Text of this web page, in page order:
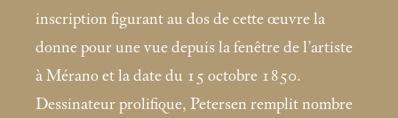
inscription figurant au dos de cette œuvre la
donne pour une vue depuis la fenêtre de l’artiste
à Mérano et la date du 15 octobre 1850.
Dessinateur prolifique, Petersen remplit nombre